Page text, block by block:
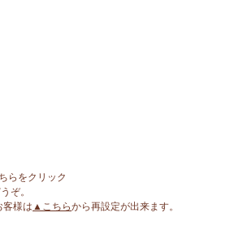
らをクリック
ぞ。
客様は ▲こちらから再設定が出来ます。